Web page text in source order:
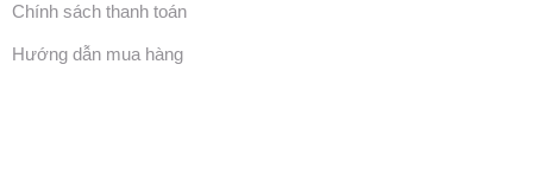
Chính sách thanh toán
Hướng dẫn mua hàng